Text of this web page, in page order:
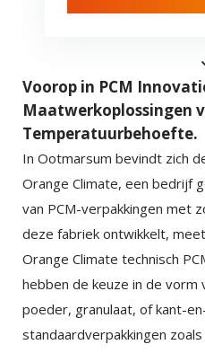
Voorop in PCM
Maatwerkoplossingen
Temperatuurbehoefte.
In Ootmarsum bevindt zich
Orange Climate, een bedrijf
van PCM-verpakkingen met
deze fabriek ontwikkelt,
Orange Climate technisch
hebben de keuze in de vorm
poeder, granulaat, of kant-
standaardverpakkingen zoals